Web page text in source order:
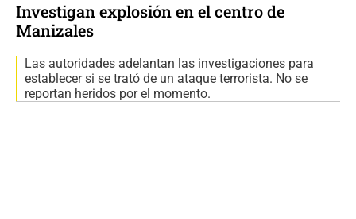
Investigan explosión en el centro de
Manizales
Las autoridades adelantan las investigaciones para
establecer si se trató de un ataque terrorista. No se
reportan heridos por el momento.